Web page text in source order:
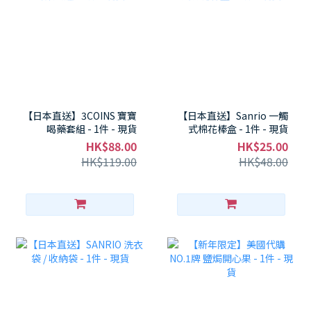
【日本直送】3COINS 寶寶
喝藥套組 - 1件 - 現貨
HK$88.00
HK$119.00
【日本直送】Sanrio 一觸
式棉花棒盒 - 1件 - 現貨
HK$25.00
HK$48.00